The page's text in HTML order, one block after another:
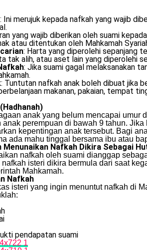
: Ini merujuk kepada nafkah yang wajib
yang wajib diberikan oleh suami
atau ditentukan oleh Mahkamah
: Harta yang diperolehi sepanjang
tak alih, atau aset lain yang diperolehi
: Jika suami gagal melaksanakan
: Tuntutan nafkah anak boleh dibuat jika
makanan, pakaian, tempat
anak yang belum mencapai
anak perempuan di bawah 9 tahun.
kepentingan anak tersebut. Bagi
ada mahu tinggal bersama ibu atau
Menunaikan Nafkah Dikira Sebagai
nafkah oleh suami dianggap
isteri dikira bermula dari saat
Mahkamah.
Nafkah
isteri yang ingin menuntut nafkah di
pendapatan suami